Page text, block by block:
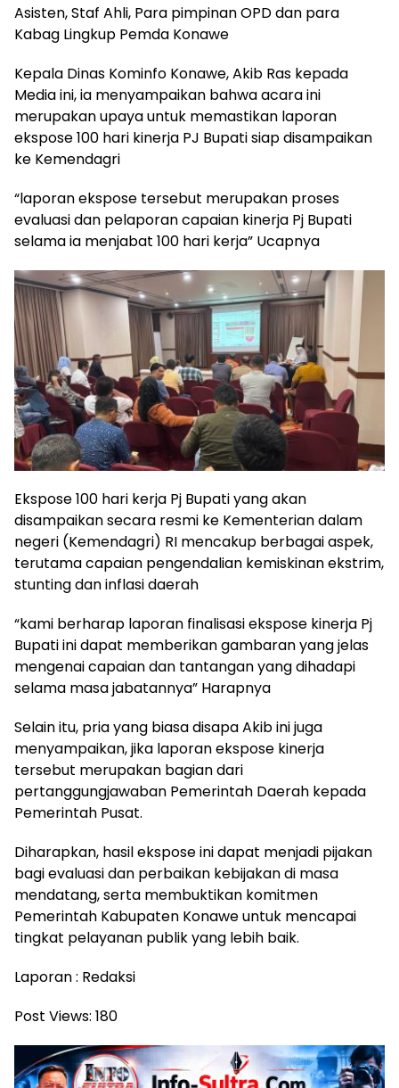
Asisten, Staf Ahli, Para pimpinan OPD dan para
Kabag Lingkup Pemda Konawe
Kepala Dinas Kominfo Konawe, Akib Ras kepada
Media ini, ia menyampaikan bahwa acara ini
merupakan upaya untuk memastikan laporan
ekspose 100 hari kinerja PJ Bupati siap disampaikan
ke Kemendagri
“laporan ekspose tersebut merupakan proses
evaluasi dan pelaporan capaian kinerja Pj Bupati
selama ia menjabat 100 hari kerja” Ucapnya
Ekspose 100 hari kerja Pj Bupati yang akan
disampaikan secara resmi ke Kementerian dalam
negeri (Kemendagri) RI mencakup berbagai aspek,
terutama capaian pengendalian kemiskinan ekstrim,
stunting dan inflasi daerah
“kami berharap laporan finalisasi ekspose kinerja Pj
Bupati ini dapat memberikan gambaran yang jelas
mengenai capaian dan tantangan yang dihadapi
selama masa jabatannya” Harapnya
Selain itu, pria yang biasa disapa Akib ini juga
menyampaikan, jika laporan ekspose kinerja
tersebut merupakan bagian dari
pertanggungjawaban Pemerintah Daerah kepada
Pemerintah Pusat.
Diharapkan, hasil ekspose ini dapat menjadi pijakan
bagi evaluasi dan perbaikan kebijakan di masa
mendatang, serta membuktikan komitmen
Pemerintah Kabupaten Konawe untuk mencapai
tingkat pelayanan publik yang lebih baik.
Laporan : Redaksi
Post Views: 180